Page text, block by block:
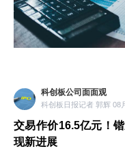
科创板公司面面观
科创板日报记者 郭辉 08
交易作价16.5亿元！
现新进展